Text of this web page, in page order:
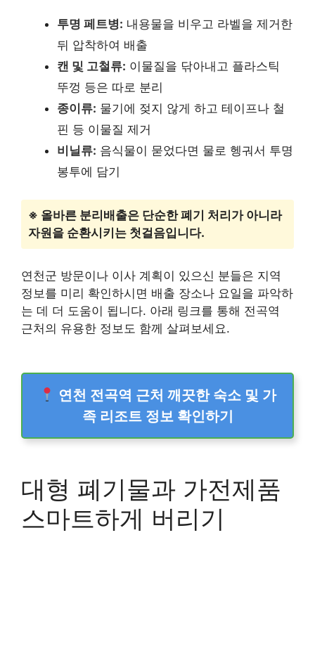
투명 페트병: 내용물을 비우고 라벨을 제거한
뒤 압착하여 배출
캔 및 고철류: 이물질을 닦아내고 플라스틱
뚜껑 등은 따로 분리
종이류: 물기에 젖지 않게 하고 테이프나 철
핀 등 이물질 제거
비닐류: 음식물이 묻었다면 물로 헹궈서 투명
봉투에 담기
※ 올바른 분리배출은 단순한 폐기 처리가 아니라
자원을 순환시키는 첫걸음입니다.
연천군 방문이나 이사 계획이 있으신 분들은 지역
정보를 미리 확인하시면 배출 장소나 요일을 파악하
는 데 더 도움이 됩니다. 아래 링크를 통해 전곡역
근처의 유용한 정보도 함께 살펴보세요.
연천 전곡역 근처 깨끗한 숙소 및 가
족 리조트 정보 확인하기
대형 폐기물과 가전제품
스마트하게 버리기